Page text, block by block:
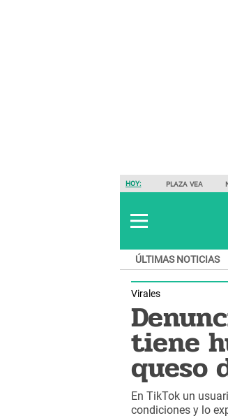
HOY: PLAZA VEA
ÚLTIMAS NOTICIAS
Virales
tiene
queso
En TikTok un
condiciones y lo